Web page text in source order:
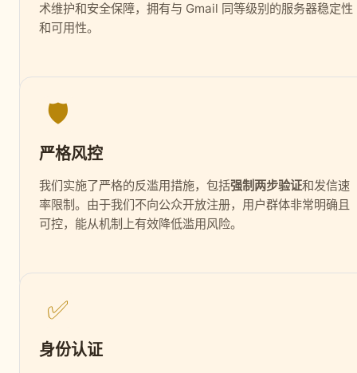
术维护和安全保障，拥有与 Gmail 同等级别的服务器稳定性
和可用性。
🛡️
严格风控
我们实施了严格的反滥用措施，包括强制两步验证和发信速
率限制。由于我们不向公众开放注册，用户群体非常明确且
可控，能从机制上有效降低滥用风险。
✅
身份认证